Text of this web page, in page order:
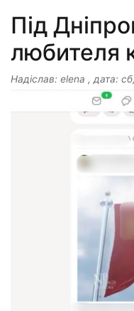
Під
любителя
Надіслав: elena , дата: